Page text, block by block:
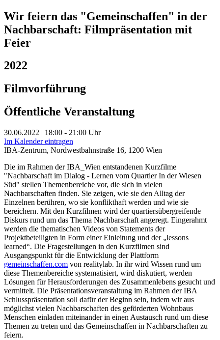
Wir feiern das "Gemeinschaffen" in der
Nachbarschaft: Filmpräsentation mit
Feier
2022
Filmvorführung
Öffentliche Veranstaltung
30.06.2022 | 18:00 - 21:00 Uhr
Im Kalender eintragen
IBA-Zentrum, Nordwestbahnstraße 16, 1200 Wien
Die im Rahmen der IBA_Wien entstandenen Kurzfilme
"Nachbarschaft im Dialog - Lernen vom Quartier In der Wiesen
Süd" stellen Themenbereiche vor, die sich in vielen
Nachbarschaften finden. Sie zeigen, wie sie den Alltag der
Einzelnen berühren, wo sie konflikthaft werden und wie sie
bereichern. Mit den Kurzfilmen wird der quartiersübergreifende
Diskurs rund um das Thema Nachbarschaft angeregt. Eingerahmt
werden die thematischen Videos von Statements der
Projektbeteiligten in Form einer Einleitung und der „lessons
learned“. Die Fragestellungen in den Kurzfilmen sind
Ausgangspunkt für die Entwicklung der Plattform
gemeinschaffen.com von realitylab. In ihr wird Wissen rund um
diese Themenbereiche systematisiert, wird diskutiert, werden
Lösungen für Herausforderungen des Zusammenlebens gesucht und
vermittelt. Die Präsentationsveranstaltung im Rahmen der IBA
Schlusspräsentation soll dafür der Beginn sein, indem wir aus
möglichst vielen Nachbarschaften des geförderten Wohnbaus
Menschen einladen miteinander in einen Austausch rund um diese
Themen zu treten und das Gemeinschaffen in Nachbarschaften zu
feiern.